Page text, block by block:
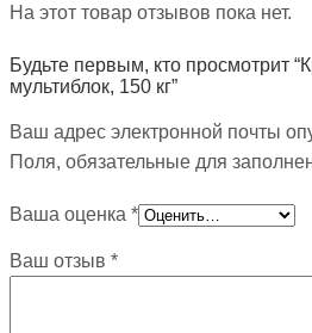
На этот товар отзывов пока нет.
Будьте первым, кто просмотрит
мультиблок, 150 кг”
Ваш адрес электронной почты
Поля, обязательные для
Ваша оценка *
Ваш отзыв *